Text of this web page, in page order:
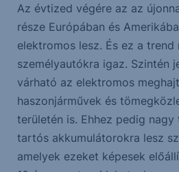
Az évtized végére az az
része Európában és
elektromos lesz. És ez a trend
személyautókra igaz. Szintén
várható az elektromos
haszonjárművek és
területén is. Ehhez pedig nagy
tartós akkumulátorokra lesz
amelyek ezeket képesek